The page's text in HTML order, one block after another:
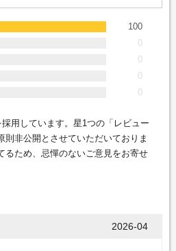
100
0
0
0
0
用しています。星1つの「レビュー
則非公開とさせていただいておりま
るため、忌憚のないご意見をお寄せ
2026-04